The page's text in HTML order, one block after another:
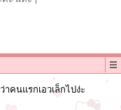
าคนแรกเอวเล็กไปง่ะ